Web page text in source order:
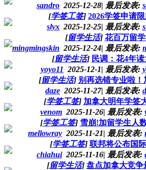
sandro 2025-12-28| 最后发表:
[学签工签] 2026学签申请
slyx 2025-12-25| 最后发表:
[留学生活] 花百万留
mingmingskin 2025-12-24| 最后发表:
[留学生活] 民调：花4年
yoyo11 2025-12-1| 最后发表:
[留学生活] 别再选错专业啦
daze 2025-11-27| 最后发表:
[学签工签] 加拿大明年学签
venom 2025-11-26| 最后发表:
[学签工签] 雪崩!加留学生人
mellowray 2025-11-21| 最后发表:
[学签工签] 联邦将公布国
chiahui 2025-11-16| 最后发表:
[留学生活] 盘点加拿大竞